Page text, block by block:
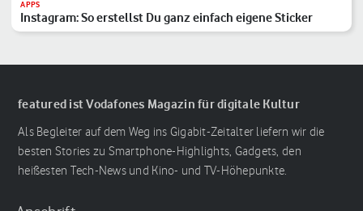
APPS
Instagram: So erstellst Du ganz einfach eigene Sticker
featured ist Vodafones Magazin für digitale Kultur
Als Begleiter auf dem Weg ins Gigabit-Zeitalter liefern wir die
besten Stories zu Smartphone-Highlights, Gadgets, den
heißesten Tech-News und Kino- und TV-Höhepunkte.